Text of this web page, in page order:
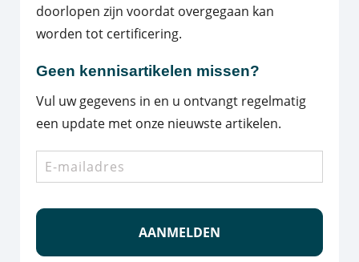
doorlopen zijn voordat overgegaan kan
worden tot certificering.
Geen kennisartikelen missen?
Vul uw gegevens in en u ontvangt regelmatig
een update met onze nieuwste artikelen.
E-
mailadres *